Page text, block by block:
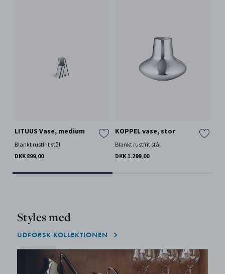
LITUUS Vase, medium
Blankt rustfrit stål
DKK 899,00
KOPPEL vase, stor
Blankt rustfrit stål
DKK 1.299,00
Styles med
UDFORSK KOLLEKTIONEN